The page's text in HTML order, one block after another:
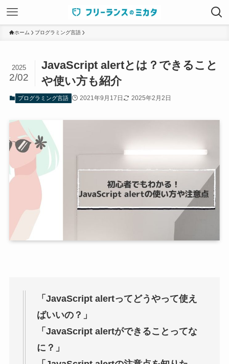
ホーム プログラミング言語
JavaScript alertとは？できること
や使い方も紹介
2025
2/02
プログラミング言語 2021年9月17日 2025年2月2日
「JavaScript alertってどうやって使え
ばいいの？」
「JavaScript alertができることってな
に？」